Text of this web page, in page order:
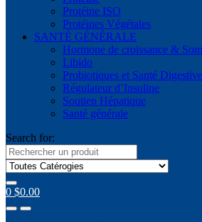
Protéine ISO
Protéines Végétales
SANTÉ GÉNÉRALE
Hormone de croissance &
Libido
Probiotiques et Santé Digestive
Régulateur d’Insuline
Soutien Hépatique
Santé générale
Search for:
0 $0.00